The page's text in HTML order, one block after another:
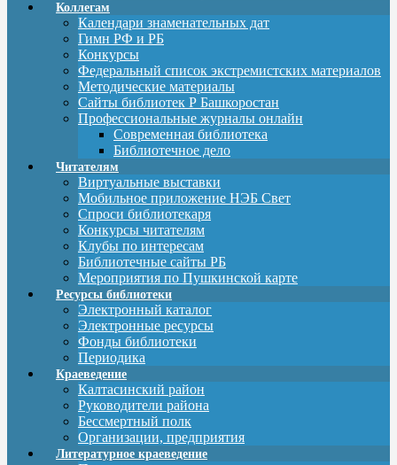
Коллегам
Календари знаменательных дат
Гимн РФ и РБ
Конкурсы
Федеральный список экстремистских материалов
Методические материалы
Сайты библиотек Р Башкоростан
Профессиональные журналы онлайн
Современная библиотека
Библиотечное дело
Читателям
Виртуальные выставки
Мобильное приложение НЭБ Свет
Спроси библиотекаря
Конкурсы читателям
Клубы по интересам
Библиотечные сайты РБ
Мероприятия по Пушкинской карте
Ресурсы библиотеки
Электронный каталог
Электронные ресурсы
Фонды библиотеки
Периодика
Краеведение
Калтасинский район
Руководители района
Бессмертный полк
Организации, предприятия
Литературное краеведение